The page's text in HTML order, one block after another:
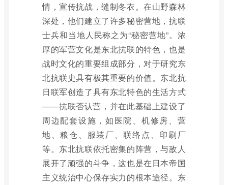
情，宣传抗战，缝制冬衣。在山野森林
深处，他们建立了许多秘密营地，抗联
士兵和当地人民称之为“秘密营地”。浓
厚的军营文化是东北抗联的特色，也是
战时文化的重要组成部分，对于研究东
北抗联史具有极其重要的价值。东北抗
日联军创造了具有东北特色的生活方式
——抗联否认营，并在此基础上建设了
周边配套设施，如医院、机修房、营
地、粮仓、服装厂、联络点、印刷厂
等。东北抗联依托密集的阵营，与敌人
展开了顽强的斗争，这也是在日本帝国
主义统治中心保存实力的根本途径。东